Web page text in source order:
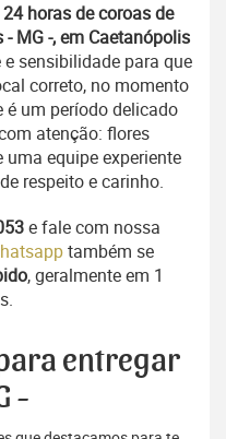
horas de coroas de
MG -, em Caetanópolis
sensibilidade para que
correto, no momento
é um período delicado
atenção: flores
equipe experiente
respeito e carinho.
e fale com nossa
também se
, geralmente em 1
entregar
-